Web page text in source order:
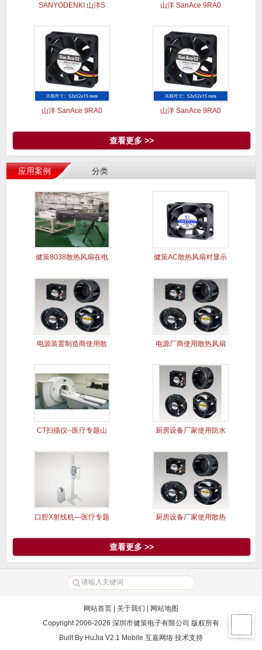
SANYODENKI 山洋S 山洋 SanAce 9RA0
山洋 SanAce 9RA0 山洋 SanAce 9RA0
查看更多 >>
应用案例 分类
健策8038散热风扇在电 健策AC散热风扇对显示
电源装置制造商使用散 电源厂商使用散热风扇
CT扫描仪--医疗专题山 厨房设备厂家使用防水
口腔X射线机—医疗专题 厨房设备厂家使用散热
查看更多 >>
网站首页 | 关于我们 | 网站地图
Copyright 2006-2026 深圳市健策电子有限公司 版权所有
Built By HuJia V2.1 Mobile 互嘉网络 技术支持